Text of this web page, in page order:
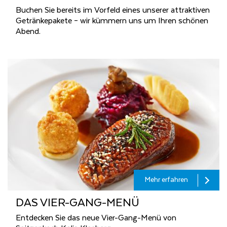
Buchen Sie bereits im Vorfeld eines unserer attraktiven
Getränkepakete – wir kümmern uns um Ihren schönen
Abend.
Mehr erfahren
DAS VIER-GANG-MENÜ
Entdecken Sie das neue Vier-Gang-Menü von